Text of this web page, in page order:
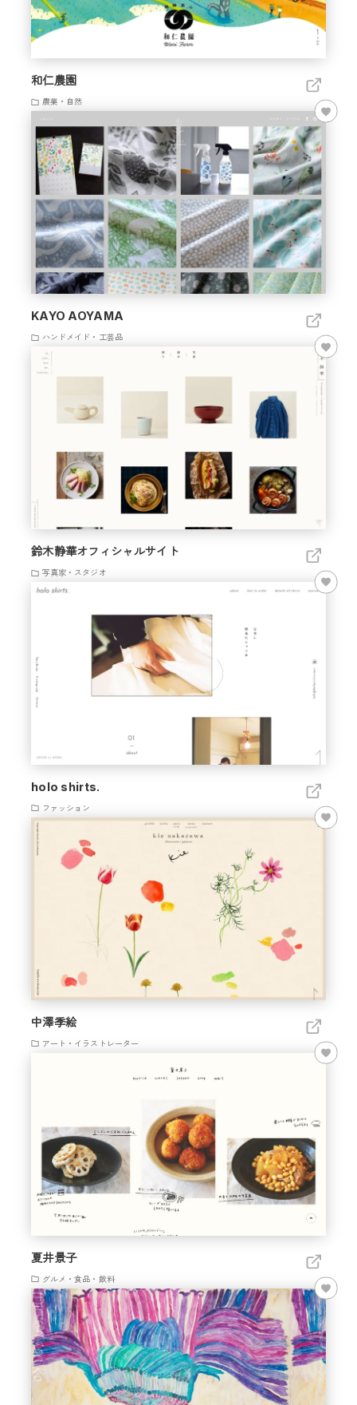
和仁農園
農業・自然
KAYO AOYAMA
ハンドメイド・工芸品
鈴木静華オフィシャルサイト
写真家・スタジオ
holo shirts.
ファッション
中澤季絵
アート・イラストレーター
夏井景子
グルメ・食品・飲料